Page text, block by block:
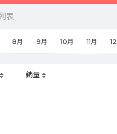
表
8月 9月 10月 11月
團
銷量